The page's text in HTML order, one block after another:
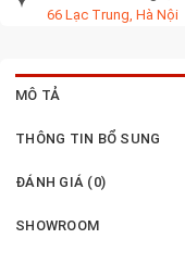
66 Lạc Trung, Hà Nội
MÔ TẢ
THÔNG TIN BỔ SUNG
ĐÁNH GIÁ (0)
SHOWROOM